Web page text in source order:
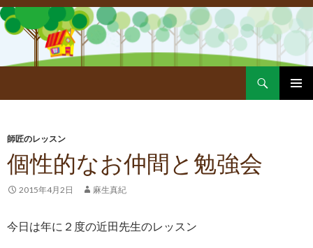
師匠のレッスン
個性的なお仲間と勉強会
2015年4月2日 麻生真紀
今日は年に２度の近田先生のレッスン